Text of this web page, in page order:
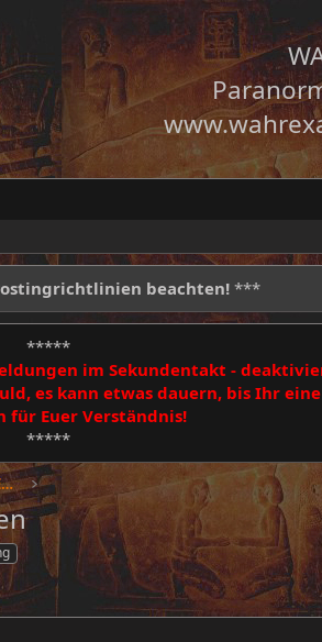
beachten! ***
*****
im Sekundentakt -
es kann etwas dauern, bis Ihr
für Euer Verständnis!
*****
Geheimsache GESCHICHTE & WELTGESCHEHEN